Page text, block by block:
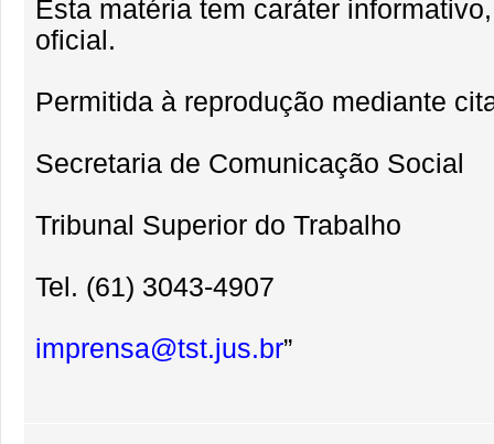
Esta matéria tem caráter
oficial.
Permitida à reprodução mediante
Secretaria de Comunicação Social
Tribunal Superior do Trabalho
Tel. (61) 3043-4907
imprensa@tst.jus.br”